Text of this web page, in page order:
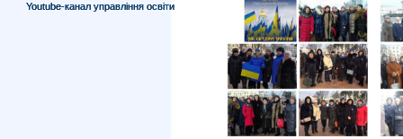
Youtube-канал управління освіти